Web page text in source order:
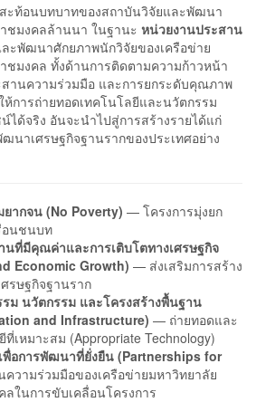
ะท้อนบทบาทของสถาบันวิจัยและพัฒนา
ชมงคลล้านนา ในฐานะ หน่วยงานประสาน
ะพัฒนาศักยภาพนักวิจัยของเครือข่าย
ชมงคล ทั้งด้านการติดตามความก้าวหน้า
สานความร่วมมือ และการยกระดับคุณภาพ
ห้การถ่ายทอดเทคโนโลยีและนวัตกรรม
ได้จริง อันจะนำไปสู่การสร้างรายได้แก่
นาเศรษฐกิจฐานรากของประเทศอย่าง
ากจน (No Poverty) — โครงการมุ่งยก
อนชนบท
นที่มีคุณค่าและการเติบโตทางเศรษฐกิจ
Economic Growth) — ส่งเสริมการสร้าง
รษฐกิจฐานราก
รม นวัตกรรม และโครงสร้างพื้นฐาน
and Infrastructure) — ถ่ายทอดและ
เหมาะสม (Appropriate Technology)
พื่อการพัฒนาที่ยั่งยืน (Partnerships for
วามร่วมมือของเครือข่ายมหาวิทยาลัย
ลในการขับเคลื่อนโครงการ